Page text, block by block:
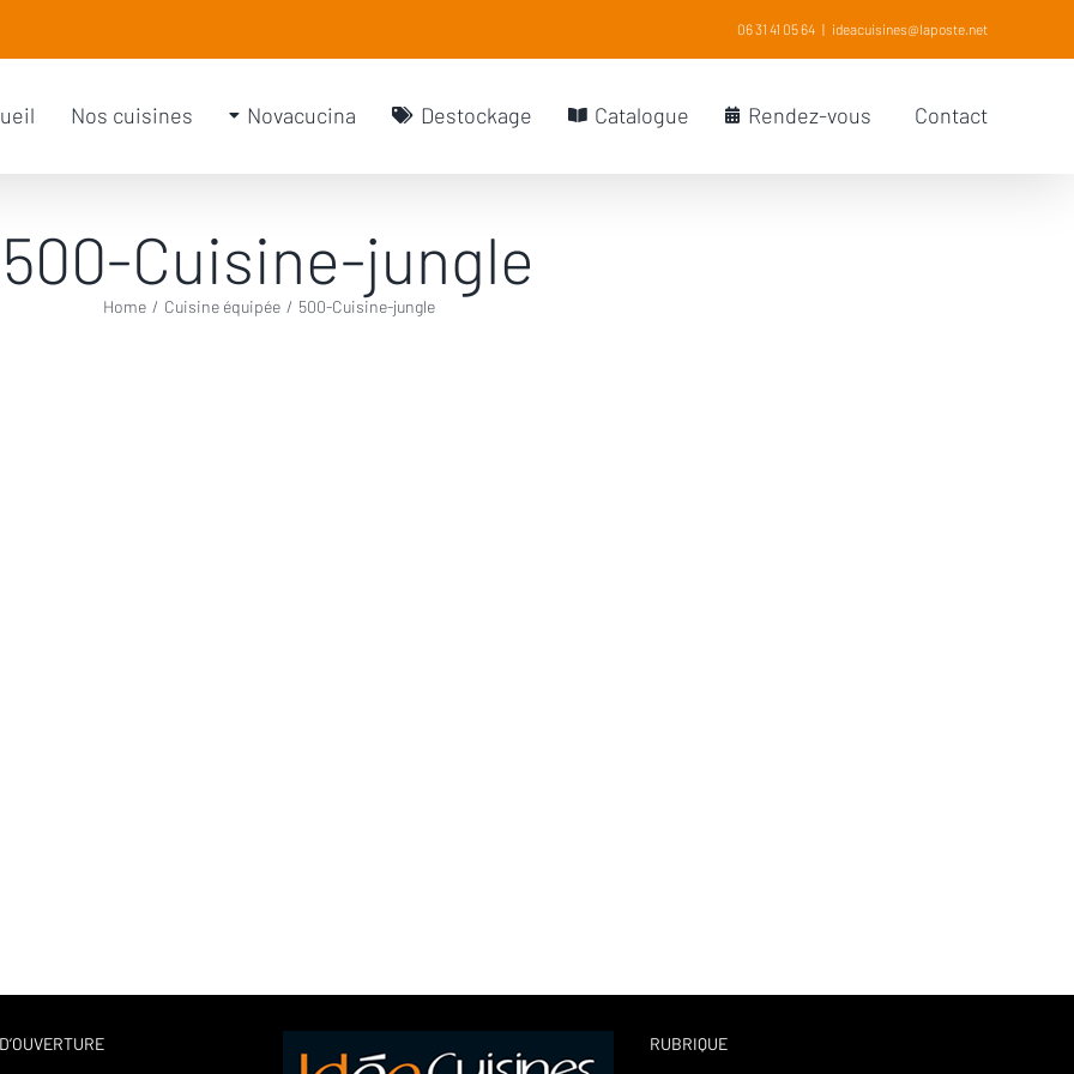
06 31 41 05 64 | ideacuisines@laposte.net
Nos cuisines Novacucina Destockage Catalogue Rendez-vous Contact
500-Cuisine-jungle
Home / Cuisine équipée / 500-Cuisine-jungle
RUBRIQUE